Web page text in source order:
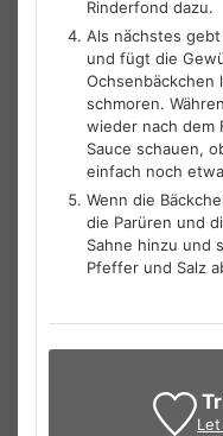
Rinderfond dazu.
Als nächstes
und fügt die
Ochsenbäckchen
schmoren.
wieder nach dem
Sauce schauen,
einfach noch
Wenn die
die Parüren und
Sahne hinzu und
Pfeffer und Salz